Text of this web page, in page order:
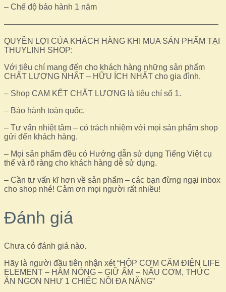
– Chế độ bảo hành 1 năm
——————————————————————————–
QUYỀN LỢI CỦA KHÁCH HÀNG KHI MUA SẢN PHẨM TẠI
THUYLINH SHOP:
Với tiêu chí mang đến cho khách hàng những sản phẩm
CHẤT LƯỢNG NHẤT – HỮU ÍCH NHẤT cho gia đình.
– Shop CAM KẾT CHẤT LƯỢNG là tiêu chí số 1.
– Bảo hành toàn quốc.
– Tư vấn nhiệt tâm – có trách nhiệm với mọi sản phẩm shop
gửi đến khách hàng.
– Mọi sản phẩm đều có Hướng dẫn sử dụng Tiếng Việt cụ
thể và rõ ràng cho khách hàng dễ sử dụng.
– Cần tư vấn kĩ hơn về sản phẩm – các bạn đừng ngại inbox
cho shop nhé! Cảm ơn mọi người rất nhiều!
Đánh giá
Chưa có đánh giá nào.
Hãy là người đầu tiên nhận xét “HỘP CƠM CẮM ĐIỆN LIFE
ELEMENT – HÂM NÓNG – GIỮ ẤM – NẤU CƠM, THỨC
ĂN NGON NHƯ 1 CHIẾC NỒI ĐA NĂNG”